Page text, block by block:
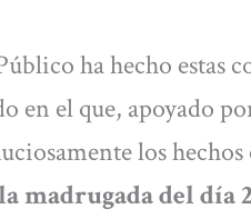
ha hecho estas
en el que, apoyado
los
madrugada del día